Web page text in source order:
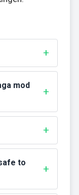
mod
to